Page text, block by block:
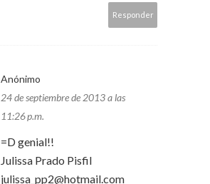
Responder
Anónimo
24 de septiembre de 2013 a las
11:26 p.m.
=D genial!!
Julissa Prado Pisfil
julissa_pp2@hotmail.com